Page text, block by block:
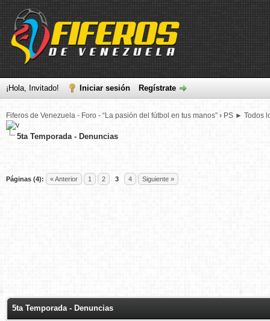
¡Hola, Invitado! Iniciar sesión Regístrate
Fiferos de Venezuela - Foro - “La pasión del fútbol en tus manos” › PS ► Todos
5ta Temporada - Denuncias
Páginas (4): « Anterior 1 2 3 4 Siguiente »
5ta Temporada - Denuncias